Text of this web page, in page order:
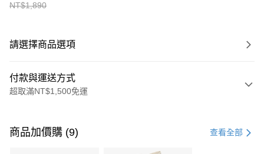
NT$1,890
請選擇商品選項
付款與運送方式
超取滿NT$1,500免運
信用卡一次付款
商品加價購 (9) 查看全部